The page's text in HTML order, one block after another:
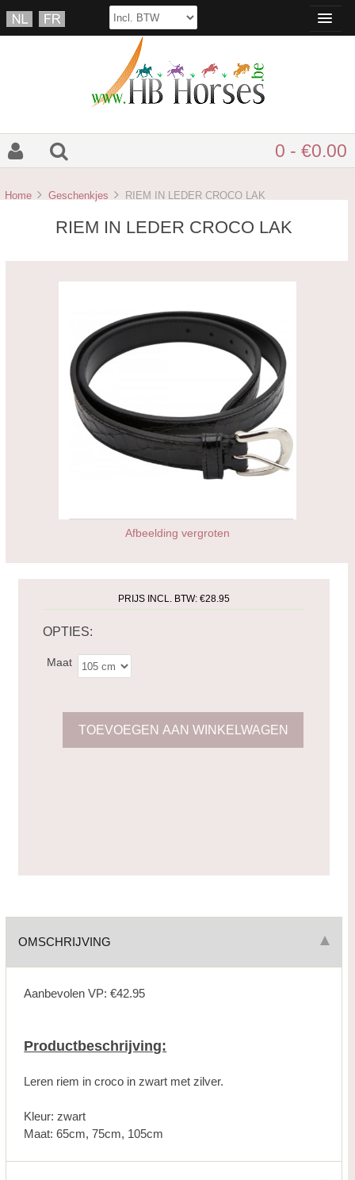
0 - €0.00
Home Geschenkjes RIEM IN LEDER CROCO LAK
RIEM IN LEDER CROCO LAK
Afbeelding vergroten
PRIJS INCL. BTW:€28.95
OPTIES:
Maat
OMSCHRIJVING
Aanbevolen VP: €42.95
Productbeschrijving:
Leren riem in croco in zwart met zilver.
Kleur: zwart
Maat: 65cm, 75cm, 105cm